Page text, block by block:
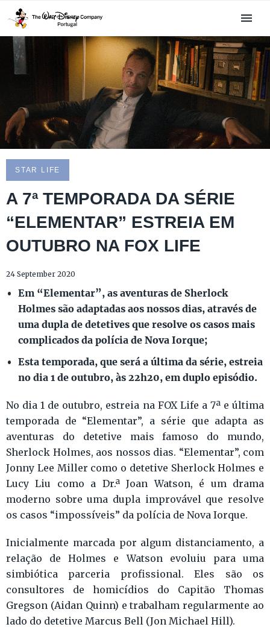
STAR LIFE
A 7ª TEMPORADA DA SÉRIE
“ELEMENTAR” ESTREIA EM
OUTUBRO NA FOX LIFE
24 September 2020
Em “Elementar”, as aventuras de Sherlock
Holmes são adaptadas aos nossos dias, através de
uma dupla de detetives que resolve os casos mais
complicados da polícia de Nova Iorque;
Esta temporada, que será a última da série, estreia
no dia 1 de outubro, às 22h20, em duplo episódio.
No dia 1 de outubro, estreia na FOX Life a 7ª e última
temporada de “Elementar”, a série que adapta as
aventuras do detetive mais famoso do mundo,
Sherlock Holmes, aos nossos dias. “Elementar”, com
Jonny Lee Miller como o detetive Sherlock Holmes e
Lucy Liu como a Dr.ª Joan Watson, é um drama
moderno sobre uma dupla improvável que resolve
os casos “impossíveis” da polícia de Nova Iorque.
Inicialmente marcada por algum distanciamento, a
relação de Holmes e Watson evoluiu para uma
simbiótica parceria profissional. Eles são os
consultores de homicídios do Capitão Thomas
Gregson (Aidan Quinn) e trabalham regularmente ao
lado do detetive Marcus Bell (Jon Michael Hill).